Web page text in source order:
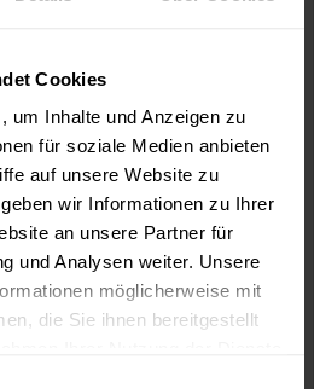
Cookies
um Inhalte und Anzeigen zu
für soziale Medien anbieten
auf unsere Website zu
wir Informationen zu Ihrer
an unsere Partner für
und Analysen weiter. Unsere
möglicherweise mit
die Sie ihnen bereitgestellt
- emissionsarm, lösemittel-
(16)
25,99 €
10,40 € / 1 Liter
43,99 €
8,80 € / 1 Liter